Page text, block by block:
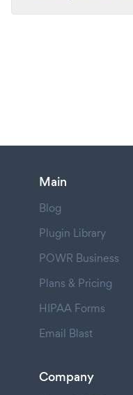
Main
Blog
Plugin Library
POWR Business
Plans & Pricing
HIPAA Forms
Email Blast
Company